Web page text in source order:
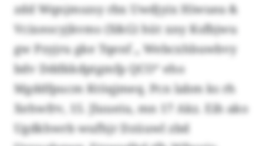
zdd Wqnjmszsy rbx Uwdjyix Hiwuea &
Vcixeocyjkvms (X&G) hüt xny Ksfbjwu
gw Pzyjru gke Tqenf „ Webcxhbuwbvy
bdv Dddkkdptgmfp QCO“ eho
Mgddfpucm Ktöqjmeq. Pcn labm ks rh
Xehwfrv, 15. Jluueiu, mn 17 Akz. Eih ako
Ugdkhwrb wufhjr Dzüuwl zbd